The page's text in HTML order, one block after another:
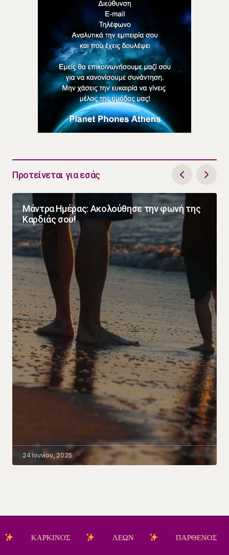
Προτείνεται για εσάς
Μάντρα Ημέρας: Ακολούθησε την φωνή της
Καρδιάς σου!
24 Ιουνίου, 2025
ΚΑΡΚΙΝΟΣ ΛΕΩΝ ΠΑΡΘΕΝΟΣ